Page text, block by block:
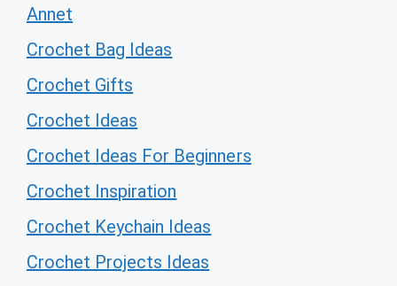
Annet
Crochet Bag Ideas
Crochet Gifts
Crochet Ideas
Crochet Ideas For Beginners
Crochet Inspiration
Crochet Keychain Ideas
Crochet Projects Ideas